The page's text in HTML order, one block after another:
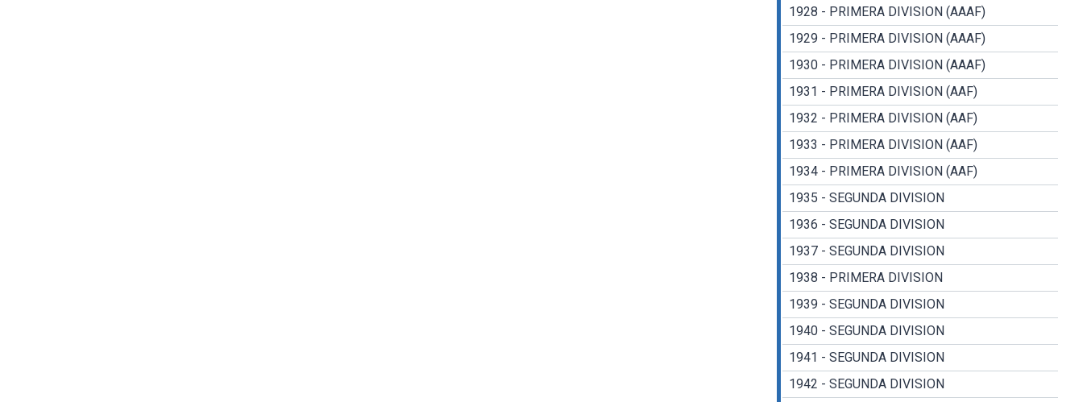
1928 - PRIMERA DIVISION (AAAF)
1929 - PRIMERA DIVISION (AAAF)
1930 - PRIMERA DIVISION (AAAF)
1931 - PRIMERA DIVISION (AAF)
1932 - PRIMERA DIVISION (AAF)
1933 - PRIMERA DIVISION (AAF)
1934 - PRIMERA DIVISION (AAF)
1935 - SEGUNDA DIVISION
1936 - SEGUNDA DIVISION
1937 - SEGUNDA DIVISION
1938 - PRIMERA DIVISION
1939 - SEGUNDA DIVISION
1940 - SEGUNDA DIVISION
1941 - SEGUNDA DIVISION
1942 - SEGUNDA DIVISION